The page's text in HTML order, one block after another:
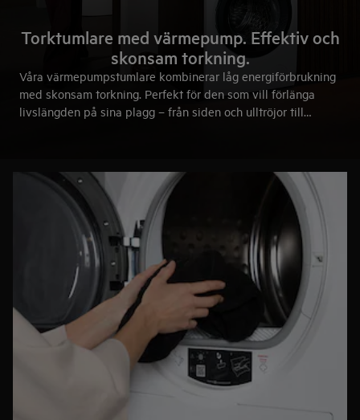
Torktumlare med värmepump. Effektiv och
skonsam torkning.
Våra värmepumpstumlare kombinerar låg energiförbrukning
med skonsam torkning. Perfekt för den som vill förlänga
livslängden på sina plagg – från siden och ulltröjor till